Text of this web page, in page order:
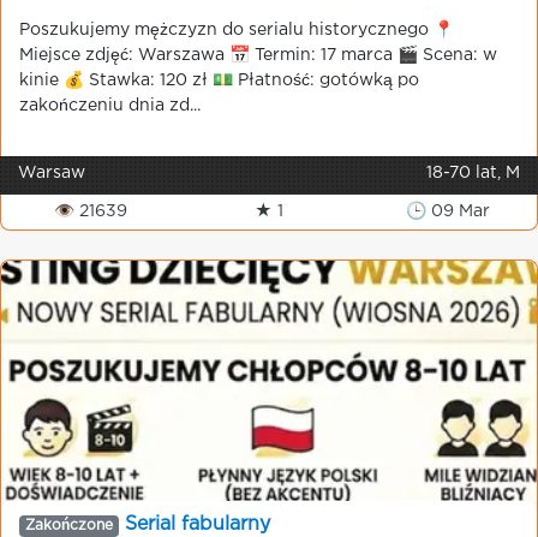
Poszukujemy mężczyzn do serialu historycznego 📍
Miejsce zdjęć: Warszawa 📅 Termin: 17 marca 🎬 Scena: w
kinie 💰 Stawka: 120 zł 💵 Płatność: gotówką po
zakończeniu dnia zd...
Warsaw 18-70 lat, M
👁 21639 ★ 1 🕒 09 Mar
Zakończone Serial fabularny